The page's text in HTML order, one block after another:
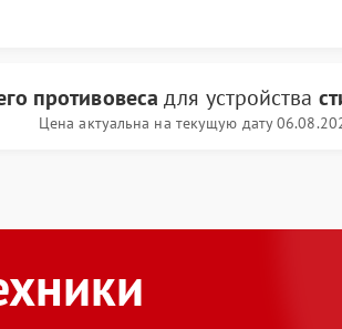
противовеса для устройства
Цена актуальна на текущую дату